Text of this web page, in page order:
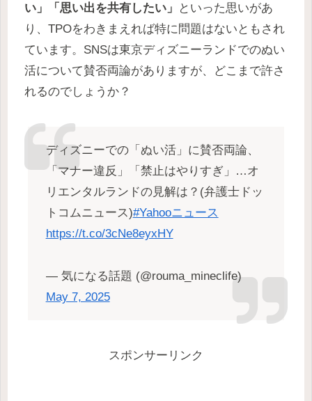
い」「思い出を共有したい」
といった思いがあ
り、TPOをわきまえれば特に問題はないともされ
ています。SNSは東京ディズニーランドでのぬい
活について賛否両論がありますが、どこまで許さ
れるのでしょうか？
ディズニーでの「ぬい活」に賛否両論、
「マナー違反」「禁止はやりすぎ」…オ
リエンタルランドの見解は？(弁護士ドッ
トコムニュース)#Yahooニュース
https://t.co/3cNe8eyxHY
— 気になる話題 (@rouma_mineclife)
May 7, 2025
スポンサーリンク